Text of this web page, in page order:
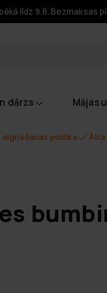
līdz 9.8. Bezmaksas
dārzs Mājas
atgriešanas politika Ātra